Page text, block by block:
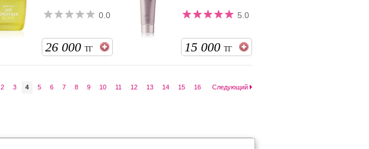
0.0
26 000ТГ
5.0
15 000 ТГ
2 3 4 5 6 7 8 9 10 11 12 13 14 15 16 Следующий